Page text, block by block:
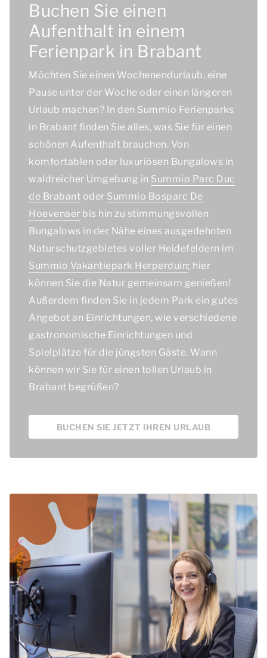
Buchen Sie einen
Aufenthalt in einem
Ferienpark in Brabant
Möchten Sie einen Wochenendurlaub, eine
Pause unter der Woche oder einen längeren
Urlaub machen? In den Summio Ferienparks
in Brabant finden Sie alles, was Sie für einen
schönen Aufenthalt brauchen. Von
komfortablen oder luxuriösen Bungalows in
waldreicher Umgebung in Summio Parc Duc
de Brabant oder Summio Bosparc De
Hoevenaer bis hin zu stimmungsvollen
Bungalows in der Nähe eines ausgedehnten
Naturschutzgebietes voller Heidefeldern im
Summio Vakantiepark Herperduin; hier
können Sie die Natur gemeinsam genießen!
Außerdem finden Sie in jedem Park ein gutes
Angebot an Einrichtungen, wie verschiedene
gastronomische Einrichtungen und
Spielplätze für die jüngsten Gäste. Wann
können wir Sie für einen tollen Urlaub in
Brabant begrüßen?
BUCHEN SIE JETZT IHREN URLAUB